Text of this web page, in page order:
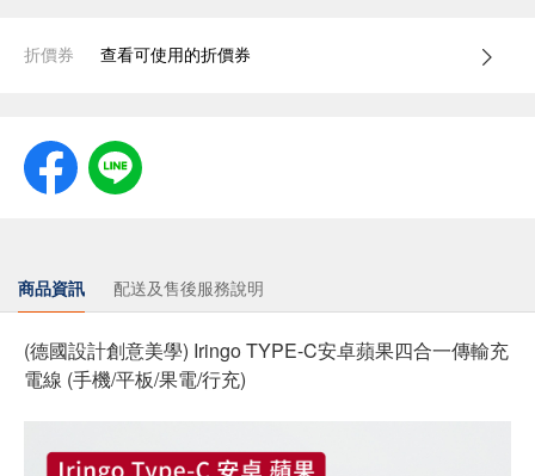
折價券 查看可使用的折價券
商品資訊 配送及售後服務說明
(德國設計創意美學) Iringo TYPE-C安卓蘋果四合一傳輸充
電線 (手機/平板/果電/行充)